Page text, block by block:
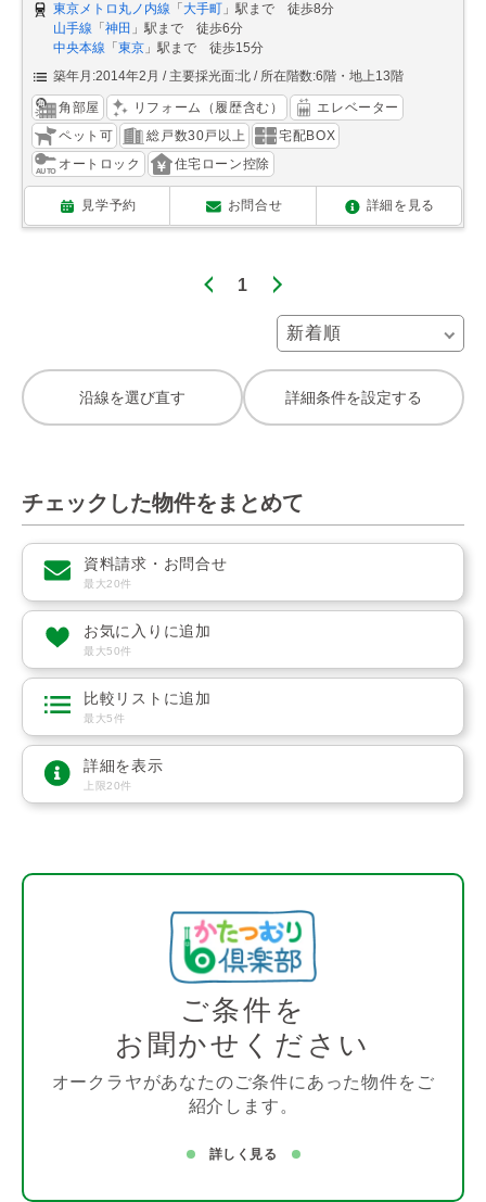
東京メトロ丸ノ内線 「 大手町 」駅まで 徒歩8分
山手線 「 神田 」駅まで 徒歩6分
中央本線 「 東京 」駅まで 徒歩15分
築年月:2014年2月
主要採光面:北 所在階数:6階・地上13階
角部屋 リフォーム（履歴含む）
エレベーター
ペット可
総戸数30戸以上
宅配BOX
オートロック
住宅ローン控除
見学予約 お問合せ 詳細を見る
1
沿線を選び直す 詳細条件を設定する
チェックした物件をまとめて
資料請求・お問合せ
最大20件
お気に入りに追加
最大50件
比較リストに追加
最大5件
詳細を表示
上限20件
ご条件を
お聞かせください
オークラヤがあなたのご条件にあった物件をご
紹介します。
詳しく見る